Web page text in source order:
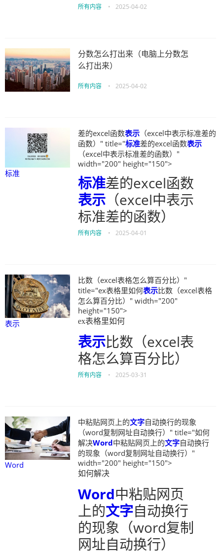
所有内容 • 2025-04-02
分数怎么打出来（电脑上分数怎
么打出来）
所有内容 • 2025-04-02
标准
差的excel函数表示 （excel中表示标准差的
函数）" title="标准差的excel函数表示
（excel中表示标准差的函数）"
width="200" height="150">
标准差的excel函数
表示 （excel中表示
标准差的函数）
所有内容 • 2025-04-01
表示
比数（excel表格怎么算百分比）"
title="ex表格里如何表示比数（excel表格
怎么算百分比）" width="200"
height="150">
ex表格里如何
表示比数（excel表
格怎么算百分比）
所有内容 • 2025-03-31
Word
中粘贴网页上的文字自动换行的现象
（word复制网址自动换行）" title="如何
解决Word中粘贴网页上的文字自动换行
的现象（word复制网址自动换行）"
width="200" height="150">
如何解决
Word中粘贴网页
上的文字自动换行
的现象（word复制
网址自动换行）